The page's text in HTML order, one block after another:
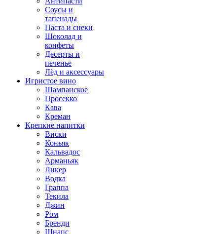
Соусы и
тапенады
Паста и снеки
Шоколад и
конфеты
Десерты и
печенье
Лёд и аксессуары
Игристое вино
Шампанское
Просекко
Кава
Креман
Крепкие напитки
Виски
Коньяк
Кальвадос
Арманьяк
Ликер
Водка
Граппа
Текила
Джин
Ром
Бренди
Шнапс